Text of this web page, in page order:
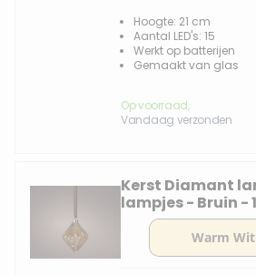
Hoogte: 21 cm
Aantal LED's: 15
Werkt op batterijen
Gemaakt van glas
Op voorraad,
Vandaag verzonden
Kerst Diamant
lampjes - Bruin -